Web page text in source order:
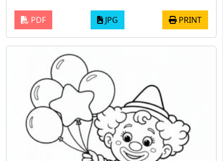
PDF JPG PRINT